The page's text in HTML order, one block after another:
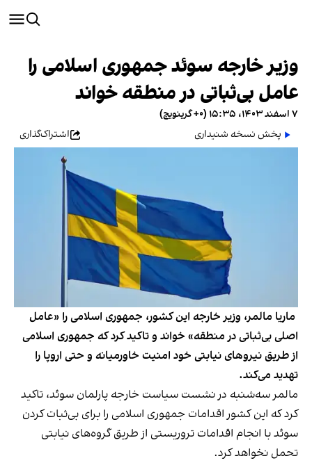
وزیر خارجه سوئد جمهوری اسلامی را
عامل بی‌ثباتی در منطقه خواند
۷ اسفند ۱۴۰۳، ۱۵:۳۵ (‎+۰ گرینویچ)
پخش نسخه شنیداری
اشتراک‌گذاری
‍ ماریا مالمر، وزیر خارجه این کشور، جمهوری اسلامی را «عامل
اصلی بی‌ثباتی در منطقه» خواند و تاکید کرد که جمهوری اسلامی
از طریق نیروهای نیابتی خود امنیت خاورمیانه و حتی اروپا را
تهدید می‌کند.
مالمر سه‌شنبه در نشست سیاست خارجه پارلمان سوئد، تاکید
کرد که این کشور اقدامات جمهوری اسلامی را برای بی‌ثبات کردن
سوئد با انجام اقدامات تروریستی از طریق گروه‌های نیابتی
تحمل نخواهد کرد.